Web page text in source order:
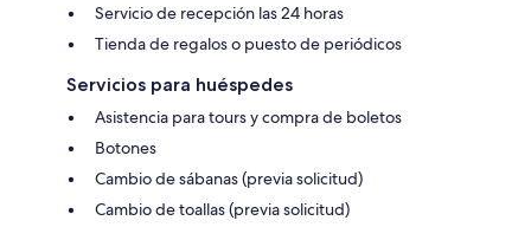
Servicio de recepción las 24 horas
Tienda de regalos o puesto de periódicos
Servicios para huéspedes
Asistencia para tours y compra de boletos
Botones
Cambio de sábanas (previa solicitud)
Cambio de toallas (previa solicitud)